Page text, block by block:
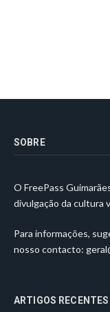
SOBRE
O FreePass
divulgação da cultura
Para informações,
nosso contacto:
ARTIGOS RECENTES